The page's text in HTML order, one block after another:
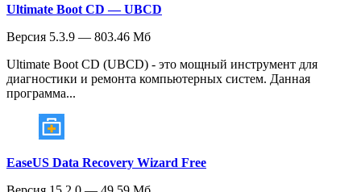
Ultimate Boot CD — UBCD
Версия 5.3.9 — 803.46 Мб
Ultimate Boot CD (UBCD) - это мощный инструмент для
диагностики и ремонта компьютерных систем. Данная
программа...
EaseUS Data Recovery Wizard Free